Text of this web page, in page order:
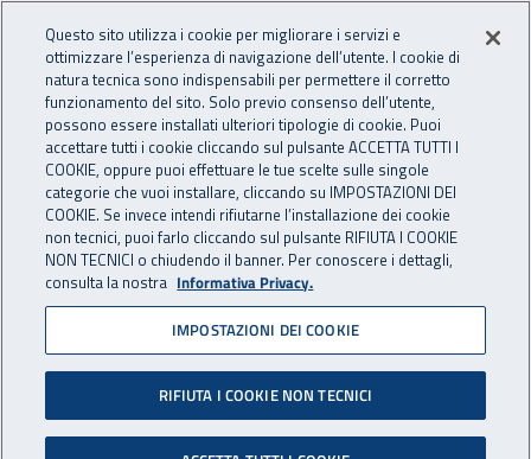
INAIL - Istituto Nazionale
OPENDATA Apri cerca
Navigazione principale
Notizie in evidenza
In evidenza
Note e comunicazioni
I dati mensili per settore di attività
economica recepiscono il miglioramento
nella qualità dell'informazione del codice
Istat Ateco attribuito alle ditte. Da
gennaio 2026 è recepita la nuova
Questo sito utilizza i cookie per migliorare i servizi e
ottimizzare l’esperienza di navigazione dell’utente. I cookie di
natura tecnica sono indispensabili per permettere il corretto
funzionamento del sito. Solo previo consenso dell’utente,
possono essere installati ulteriori tipologie di cookie. Puoi
accettare tutti i cookie cliccando sul pulsante ACCETTA TUTTI I
COOKIE, oppure puoi effettuare le tue scelte sulle singole
categorie che vuoi installare, cliccando su IMPOSTAZIONI DEI
COOKIE. Se invece intendi rifiutarne l’installazione dei cookie
non tecnici, puoi farlo cliccando sul pulsante RIFIUTA I COOKIE
NON TECNICI o chiudendo il banner. Per conoscere i dettagli,
consulta la nostra Informativa Privacy.
IMPOSTAZIONI DEI COOKIE
RIFIUTA I COOKIE NON TECNICI